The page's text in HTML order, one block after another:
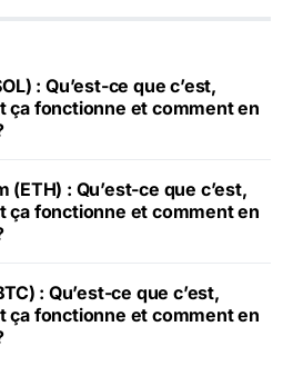
: Qu’est-ce que c’est,
ça fonctionne et comment en
(ETH) : Qu’est-ce que c’est,
ça fonctionne et comment en
: Qu’est-ce que c’est,
ça fonctionne et comment en